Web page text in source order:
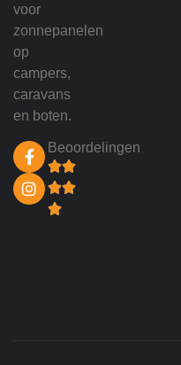
voor
zonnepanelen
op
campers,
caravans
en boten.
Beoordelingen